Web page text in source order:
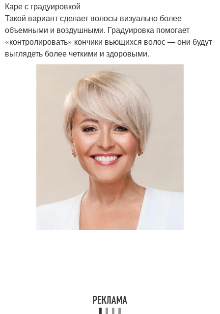
Каре с градуировкой
Такой вариант сделает волосы визуально более
объемными и воздушными. Градуировка помогает
«контролировать» кончики вьющихся волос — они будут
выглядеть более четкими и здоровыми.